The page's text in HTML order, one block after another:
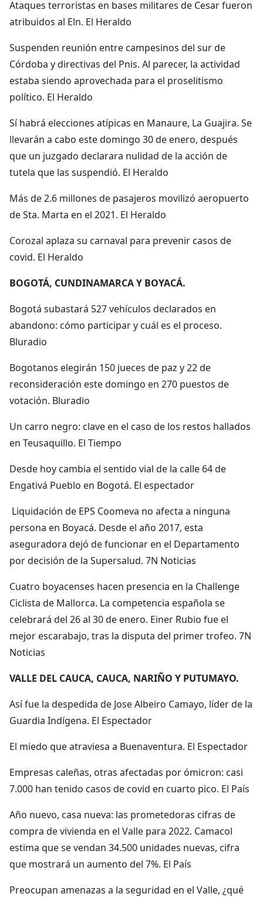
Ataques terroristas en bases militares de Cesar fueron
atribuidos al Eln. El Heraldo
Suspenden reunión entre campesinos del sur de
Córdoba y directivas del Pnis. Al parecer, la actividad
estaba siendo aprovechada para el proselitismo
político. El Heraldo
Sí habrá elecciones atípicas en Manaure, La Guajira. Se
llevarán a cabo este domingo 30 de enero, después
que un juzgado declarara nulidad de la acción de
tutela que las suspendió. El Heraldo
Más de 2.6 millones de pasajeros movilizó aeropuerto
de Sta. Marta en el 2021. El Heraldo
Corozal aplaza su carnaval para prevenir casos de
covid. El Heraldo
BOGOTÁ, CUNDINAMARCA Y BOYACÁ.
Bogotá subastará 527 vehículos declarados en
abandono: cómo participar y cuál es el proceso.
Bluradio
Bogotanos elegirán 150 jueces de paz y 22 de
reconsideración este domingo en 270 puestos de
votación. Bluradio
Un carro negro: clave en el caso de los restos hallados
en Teusaquillo. El Tiempo
Desde hoy cambia el sentido vial de la calle 64 de
Engativá Pueblo en Bogotá. El espectador
Liquidación de EPS Coomeva no afecta a ninguna
persona en Boyacá. Desde el año 2017, esta
aseguradora dejó de funcionar en el Departamento
por decisión de la Supersalud. 7N Noticias
Cuatro boyacenses hacen presencia en la Challenge
Ciclista de Mallorca. La competencia española se
celebrará del 26 al 30 de enero. Einer Rubio fue el
mejor escarabajo, tras la disputa del primer trofeo. 7N
Noticias
VALLE DEL CAUCA, CAUCA, NARIÑO Y PUTUMAYO.
Así fue la despedida de Jose Albeiro Camayo, líder de la
Guardia Indígena. El Espectador
El miedo que atraviesa a Buenaventura. El Espectador
Empresas caleñas, otras afectadas por ómicron: casi
7.000 han tenido casos de covid en cuarto pico. El País
Año nuevo, casa nueva: las prometedoras cifras de
compra de vivienda en el Valle para 2022. Camacol
estima que se vendan 34.500 unidades nuevas, cifra
que mostrará un aumento del 7%. El País
Preocupan amenazas a la seguridad en el Valle, ¿qué